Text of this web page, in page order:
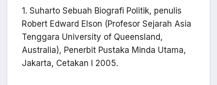
1. Suharto Sebuah Biografi Politik, penulis
Robert Edward Elson (Profesor Sejarah Asia
Tenggara University of Queensland,
Australia), Penerbit Pustaka Minda Utama,
Jakarta, Cetakan I 2005.